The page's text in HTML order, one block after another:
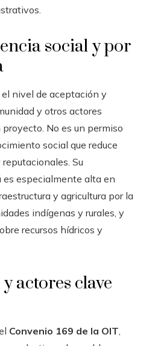
social y por
nivel de aceptación y
y otros actores
No es un permiso
social que reduce
Su
es especialmente alta en
y agricultura por la
indígenas y rurales, y
recursos hídricos y
actores clave
Convenio 169 de la OIT,